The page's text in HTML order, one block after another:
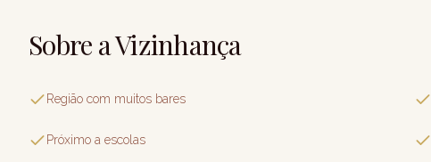
Sobre a Vizinhança
Região com muitos bares
Próximo a escolas